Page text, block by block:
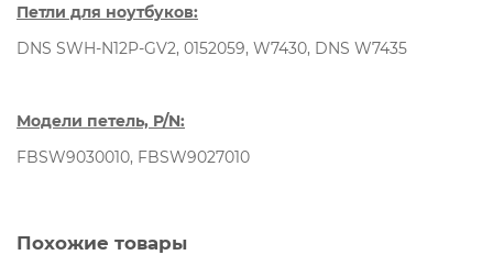
Петли для ноутбуков:
DNS SWH-N12P-GV2, 0152059, W7430, DNS W7435
Модели петель, P/N:
FBSW9030010, FBSW9027010
Похожие товары